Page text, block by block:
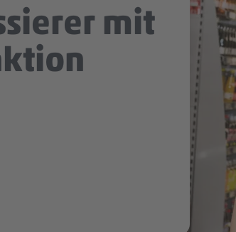
mit